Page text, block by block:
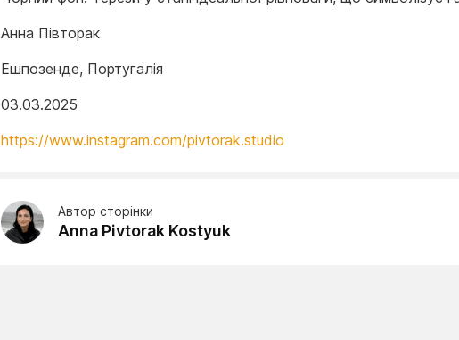
Анна Півторак
Ешпозенде, Португалія
03.03.2025
https://www.instagram.com/pivtorak.studio
Автор сторінки
Anna Pivtorak Kostyuk